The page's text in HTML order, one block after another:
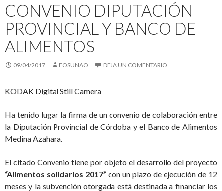
CONVENIO DIPUTACIÓN
PROVINCIAL Y BANCO DE
ALIMENTOS
09/04/2017 EOSUNAO DEJA UN COMENTARIO
KODAK Digital Still Camera
Ha tenido lugar la firma de un convenio de colaboración entre
la Diputación Provincial de Córdoba y el Banco de Alimentos
Medina Azahara.
El citado Convenio tiene por objeto el desarrollo del proyecto
“Alimentos solidarios 2017” con un plazo de ejecución de 12
meses y la subvención otorgada está destinada a financiar los